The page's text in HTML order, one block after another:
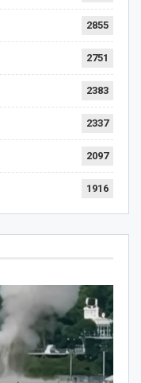
2855
2751
2383
2337
2097
1916